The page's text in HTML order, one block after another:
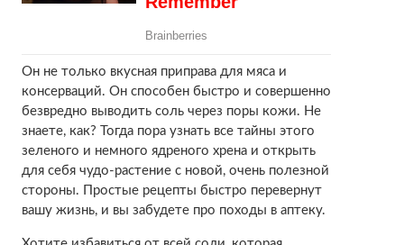
Он не только вкусная приправа для мяса и
консерваций. Он способен быстро и совершенно
безвредно выводить соль через поры кожи. Не
знаете, как? Тогда пора узнать все тайны этого
зеленого и немного ядреного хрена и открыть
для себя чудо-растение с новой, очень полезной
стороны. Простые рецепты быстро перевернут
вашу жизнь, и вы забудете про походы в аптеку.